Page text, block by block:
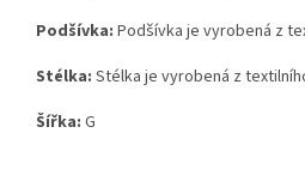
Podšívka: Podšívka je vyrobená z
Stélka: Stélka je vyrobená z
Šířka: G